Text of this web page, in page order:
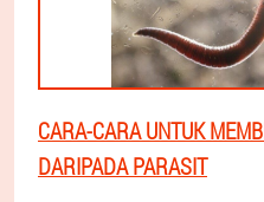
CARA-CARA UNTUK
DARIPADA PARASIT